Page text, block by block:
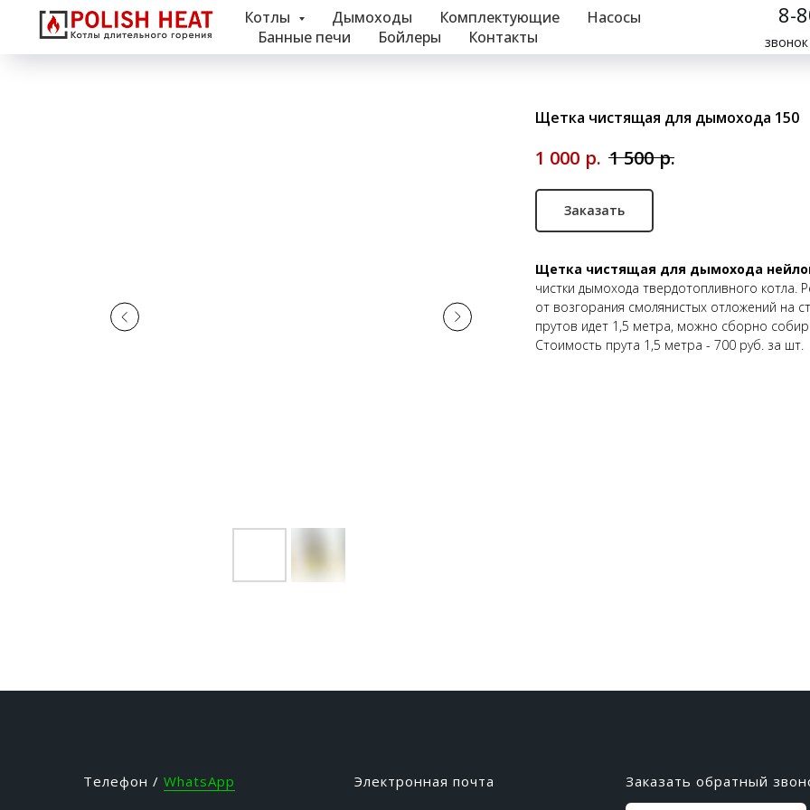
Котлы Дымоходы Комплектующие
Насосы
Банные печи
Бойлеры Контакты
8-
Щетка чистящая для дымохода 150
1 000 р. 1 500 р.
Заказать
Щетка чистящая для дымохода
чистки дымохода твердотопливного котла.
от возгорания смолянистых отложений на
прутов идет 1,5 метра, можно сборно
Стоимость прута 1,5 метра - 700 руб. за шт.
Телефон / WhatsApp Электронная почта Заказать обратный